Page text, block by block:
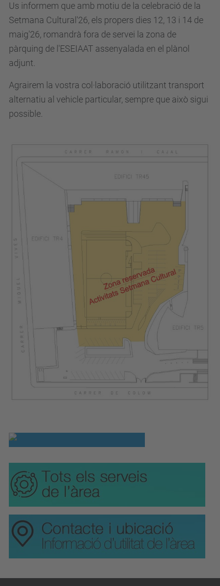
Us informem que amb motiu de la celebració de la
Setmana Cultural'26, els propers dies 12, 13 i 14 de
maig'26, romandrà fora de servei la zona de
pàrquing de l'ESEIAAT assenyalada en el plànol
adjunt.
Agrairem la vostra col·laboració utilitzant transport
alternatiu al vehicle particular, sempre que això sigui
possible.